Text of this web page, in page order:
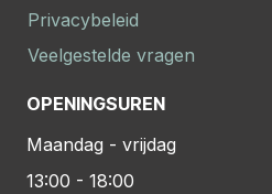
Privacybeleid
Veelgestelde vragen
OPENINGSUREN
Maandag - vrijdag
13:00 - 18:00